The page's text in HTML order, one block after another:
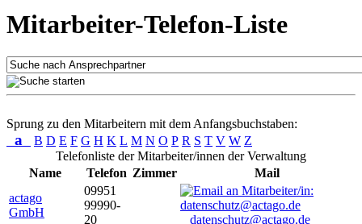
Mitarbeiter-Telefon-Liste
Sprung zu den Mitarbeitern mit dem Anfangsbuchstaben:
a B D E F G H K L M N O P R S T V W Z
Telefonliste der Mitarbeiter/innen der Verwaltung
Name
Telefon Zimmer
Mail
actago
GmbH
09951
99990-
20
datenschutz@actago.de